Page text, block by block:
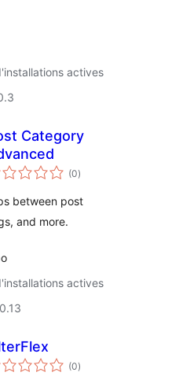
actives
Category
(0notes
en
)
between post
and more.
actives
(0notes
en
)